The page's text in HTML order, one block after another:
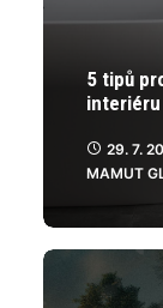
5 tipů
interiéru
29. 7.
MAMUT